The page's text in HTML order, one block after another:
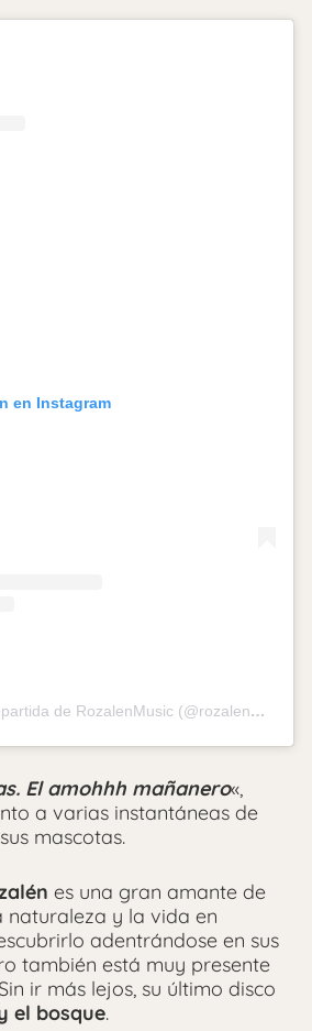
en Instagram
Una publicación compartida de RozalenMusic (@rozalenmusic)
El amohhh mañanero«,
a varias instantáneas de
mascotas.
es una gran amante de
naturaleza y la vida en
adentrándose en sus
también está muy presente
ir más lejos, su último disco
el bosque.